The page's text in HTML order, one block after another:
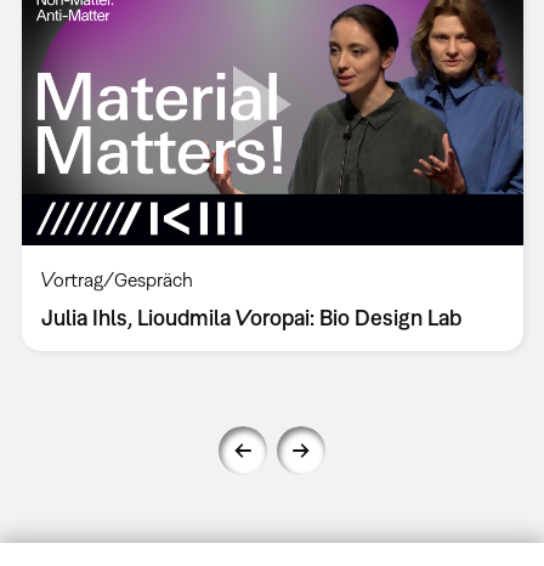
Vortrag/Gespräch
Julia Ihls, Lioudmila Voropai: Bio Design Lab